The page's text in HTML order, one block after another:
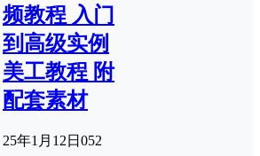
频教程 入门
到高级实例
美工教程 附
配套素材
25年1月12日 052